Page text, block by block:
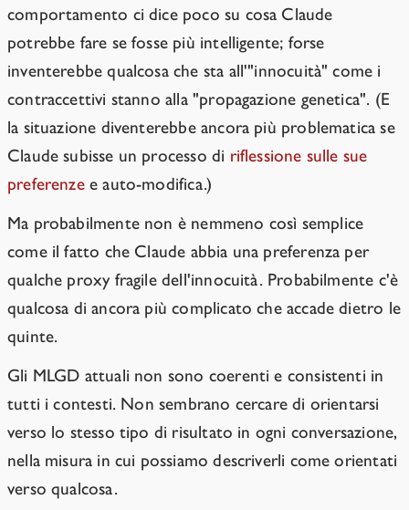
comportamento ci dice poco su cosa Claude
potrebbe fare se fosse più intelligente; forse
inventerebbe qualcosa che sta all'"innocuità" come i
contraccettivi stanno alla "propagazione genetica". (E
la situazione diventerebbe ancora più problematica se
Claude subisse un processo di riflessione sulle sue
preferenzee auto-modifica.)
Ma probabilmente non è nemmeno così semplice
come il fatto che Claude abbia una preferenza per
qualche proxy fragile dell'innocuità. Probabilmente c'è
qualcosa di ancora più complicato che accade dietro le
quinte.
Gli MLGD attuali non sono coerenti e consistenti in
tutti i contesti. Non sembrano cercare di orientarsi
verso lo stesso tipo di risultato in ogni conversazione,
nella misura in cui possiamo descriverli come orientati
verso qualcosa.